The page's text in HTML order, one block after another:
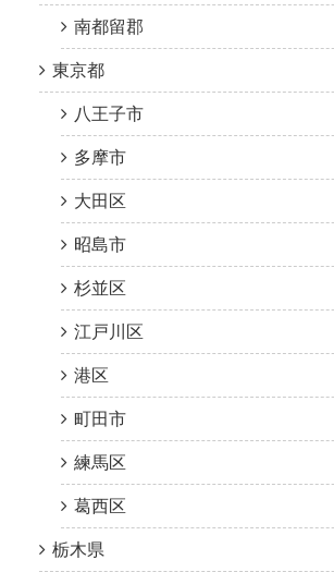
南都留郡
東京都
八王子市
多摩市
大田区
昭島市
杉並区
江戸川区
港区
町田市
練馬区
葛西区
栃木県